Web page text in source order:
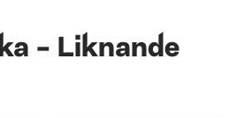
- Liknande